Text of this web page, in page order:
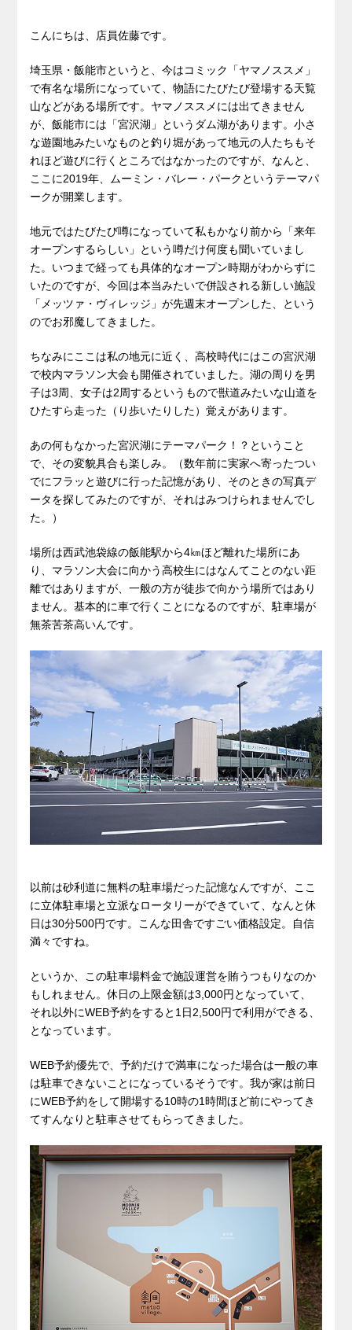
こんにちは、店員佐藤です。
埼玉県・飯能市というと、今はコミック「ヤマノススメ」
で有名な場所になっていて、物語にたびたび登場する天覧
山などがある場所です。ヤマノススメには出てきません
が、飯能市には「宮沢湖」というダム湖があります。小さ
な遊園地みたいなものと釣り堀があって地元の人たちもそ
れほど遊びに行くところではなかったのですが、なんと、
ここに2019年、ムーミン・バレー・パークというテーマパ
ークが開業します。
地元ではたびたび噂になっていて私もかなり前から「来年
オープンするらしい」という噂だけ何度も聞いていまし
た。いつまで経っても具体的なオープン時期がわからずに
いたのですが、今回は本当みたいで併設される新しい施設
「メッツァ・ヴィレッジ」が先週末オープンした、という
のでお邪魔してきました。
ちなみにここは私の地元に近く、高校時代にはこの宮沢湖
で校内マラソン大会も開催されていました。湖の周りを男
子は3周、女子は2周するというもので獣道みたいな山道を
ひたすら走った（り歩いたりした）覚えがあります。
あの何もなかった宮沢湖にテーマパーク！？ということ
で、その変貌具合も楽しみ。（数年前に実家へ寄ったつい
でにフラッと遊びに行った記憶があり、そのときの写真デ
ータを探してみたのですが、それはみつけられませんでし
た。）
場所は西武池袋線の飯能駅から4㎞ほど離れた場所にあ
り、マラソン大会に向かう高校生にはなんてことのない距
離ではありますが、一般の方が徒歩で向かう場所ではあり
ません。基本的に車で行くことになるのですが、駐車場が
無茶苦茶高いんです。
以前は砂利道に無料の駐車場だった記憶なんですが、ここ
に立体駐車場と立派なロータリーができていて、なんと休
日は30分500円です。こんな田舎ですごい価格設定。自信
満々ですね。
というか、この駐車場料金で施設運営を賄うつもりなのか
もしれません。休日の上限金額は3,000円となっていて、
それ以外にWEB予約をすると1日2,500円で利用ができる、
となっています。
WEB予約優先で、予約だけで満車になった場合は一般の車
は駐車できないことになっているそうです。我が家は前日
にWEB予約をして開場する10時の1時間ほど前にやってき
てすんなりと駐車させてもらってきました。